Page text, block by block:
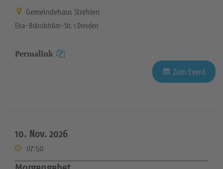
Gemeindehaus Strehlen
Elsa-Brändström-Str. 1 Dresden
Permalink
Zum Event
10. Nov. 2026
07:50